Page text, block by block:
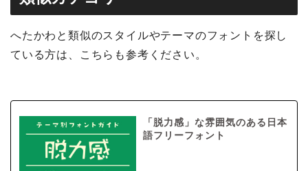
へたかわと類似のスタイルやテーマのフォントを探し
ている方は、こちらも参考ください。
「脱力感」な雰囲気のある日本
語フリーフォント